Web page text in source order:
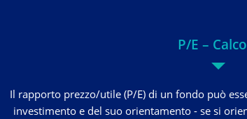
P/E –
Il rapporto prezzo/utile (P/E) di un fondo può
investimento e del suo orientamento - se si